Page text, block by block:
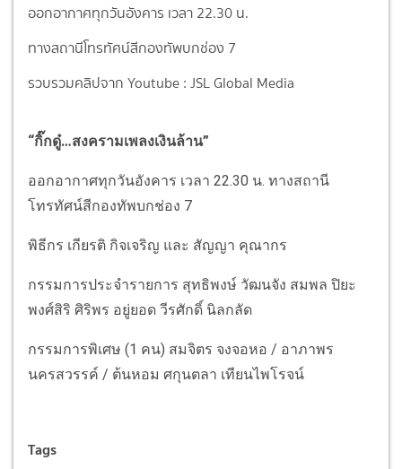
ออกอากาศทุกวันอังคาร เวลา 22.30 น.
ทางสถานีโทรทัศน์สีกองทัพบกช่อง 7
รวบรวมคลิปจาก Youtube : JSL Global Media
“กิ๊กดู๋…สงครามเพลงเงินล้าน”
ออกอากาศทุกวันอังคาร เวลา 22.30 น. ทางสถานี
โทรทัศน์สีกองทัพบกช่อง 7
พิธีกร เกียรติ กิจเจริญ และ สัญญา คุณากร
กรรมการประจำรายการ สุทธิพงษ์ วัฒนจัง สมพล ปิยะ
พงศ์สิริ ศิริพร อยู่ยอด วีรศักดิ์ นิลกลัด
กรรมการพิเศษ (1 คน) สมจิตร จงจอหอ / อาภาพร
นครสวรรค์ / ต้นหอม ศกุนตลา เทียนไพโรจน์
Tags